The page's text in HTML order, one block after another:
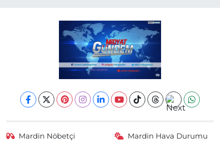
Mardin Nöbetçi
Mardin Hava Durumu